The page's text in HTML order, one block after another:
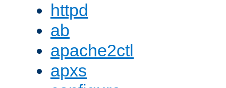
httpd
ab
apache2ctl
apxs